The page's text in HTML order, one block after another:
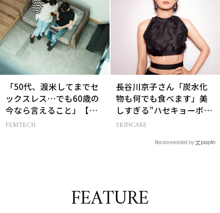
「50代、渡米してまでセ
ックスレス…でも60歳の
今なら言えること」【セ
ックスレス AND THE
FEMTECH
長谷川京子さん「炭水化
物も何でも食べます」美
しすぎる”ハセキョーボデ
ィ”を作る秘訣
SKINCARE
Recommended by
FEATURE